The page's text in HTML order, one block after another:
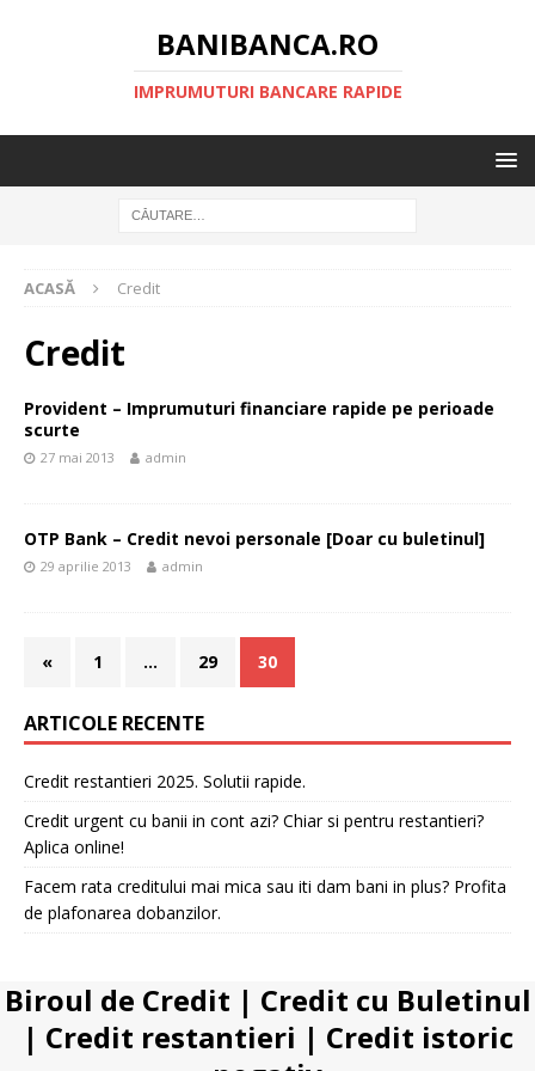
BANIBANCA.RO
IMPRUMUTURI BANCARE RAPIDE
ACASĂ Credit
Credit
Provident – Imprumuturi financiare rapide pe perioade
scurte
27 mai 2013 admin
OTP Bank – Credit nevoi personale [Doar cu buletinul]
29 aprilie 2013 admin
« 1 … 29 30
ARTICOLE RECENTE
Credit restantieri 2025. Solutii rapide.
Credit urgent cu banii in cont azi? Chiar si pentru restantieri?
Aplica online!
Facem rata creditului mai mica sau iti dam bani in plus? Profita
de plafonarea dobanzilor.
Biroul de Credit | Credit cu Buletinul
| Credit restantieri | Credit istoric